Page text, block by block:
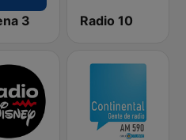
3 Radio 10